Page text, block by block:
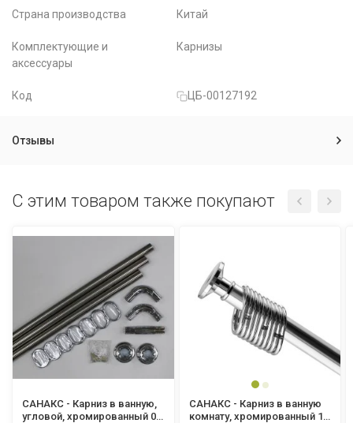
Страна производства Китай
Комплектующие и
аксессуары
Карнизы
Код ЦБ-00127192
Отзывы
C этим товаром также покупают
САНАКС - Карниз в ванную,
угловой, хромированный 0,9
САНАКС - Карниз в ванную
комнату, хромированный 1,2